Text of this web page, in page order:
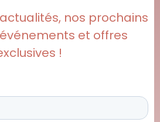
nos prochains
et offres
!